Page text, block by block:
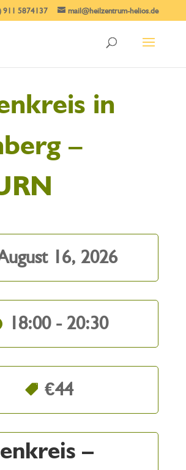
911 5874137 mail@heilzentrum-helios.de
in
–
16, 2026
18:00 - 20:30
€44
–